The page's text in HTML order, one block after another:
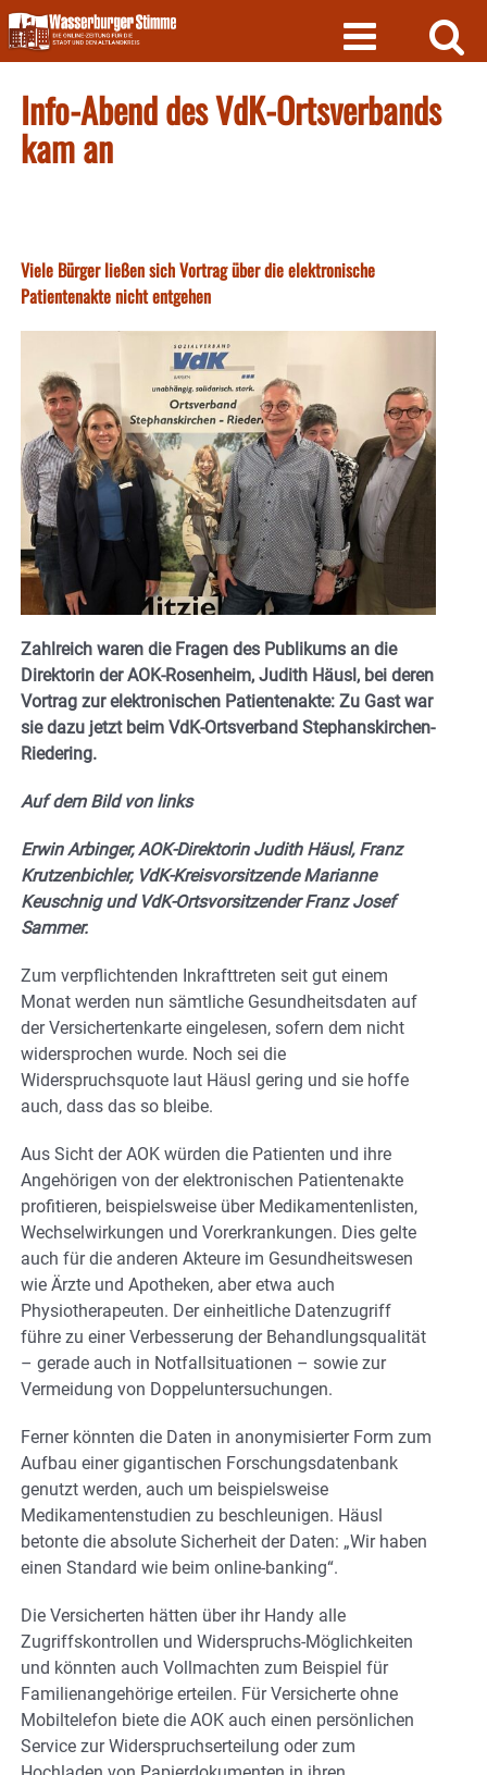
Skip
to
content
Info-Abend des VdK-Ortsverbands
kam an
Viele Bürger ließen sich Vortrag über die elektronische
Patientenakte nicht entgehen
Zahlreich waren die Fragen des Publikums an die
Direktorin der AOK-Rosenheim, Judith Häusl, bei deren
Vortrag zur elektronischen Patientenakte: Zu Gast war
sie dazu jetzt beim VdK-Ortsverband Stephanskirchen-
Riedering.
Auf dem Bild von links
Erwin Arbinger, AOK-Direktorin Judith Häusl, Franz
Krutzenbichler, VdK-Kreisvorsitzende Marianne
Keuschnig und VdK-Ortsvorsitzender Franz Josef
Sammer.
Zum verpflichtenden Inkrafttreten seit gut einem
Monat werden nun sämtliche Gesundheitsdaten auf
der Versichertenkarte eingelesen, sofern dem nicht
widersprochen wurde. Noch sei die
Widerspruchsquote laut Häusl gering und sie hoffe
auch, dass das so bleibe.
Aus Sicht der AOK würden die Patienten und ihre
Angehörigen von der elektronischen Patientenakte
profitieren, beispielsweise über Medikamentenlisten,
Wechselwirkungen und Vorerkrankungen. Dies gelte
auch für die anderen Akteure im Gesundheitswesen
wie Ärzte und Apotheken, aber etwa auch
Physiotherapeuten. Der einheitliche Datenzugriff
führe zu einer Verbesserung der Behandlungsqualität
– gerade auch in Notfallsituationen – sowie zur
Vermeidung von Doppeluntersuchungen.
Ferner könnten die Daten in anonymisierter Form zum
Aufbau einer gigantischen Forschungsdatenbank
genutzt werden, auch um beispielsweise
Medikamentenstudien zu beschleunigen. Häusl
betonte die absolute Sicherheit der Daten: „Wir haben
einen Standard wie beim online-banking“.
Die Versicherten hätten über ihr Handy alle
Zugriffskontrollen und Widerspruchs-Möglichkeiten
und könnten auch Vollmachten zum Beispiel für
Familienangehörige erteilen. Für Versicherte ohne
Mobiltelefon biete die AOK auch einen persönlichen
Service zur Widerspruchserteilung oder zum